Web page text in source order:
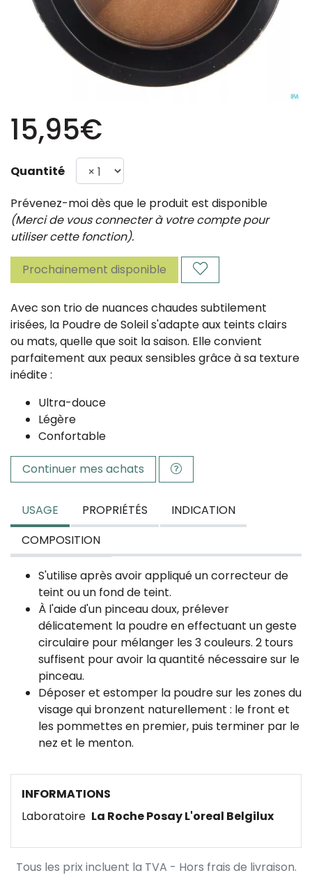
15,95€
Quantité
Prévenez-moi dès que le produit est disponible
(Merci de vous connecter à votre compte pour
utiliser cette fonction).
Prochainement disponible
Avec son trio de nuances chaudes subtilement
irisées, la Poudre de Soleil s'adapte aux teints clairs
ou mats, quelle que soit la saison. Elle convient
parfaitement aux peaux sensibles grâce à sa texture
inédite :
Ultra-douce
Légère
Confortable
Continuer mes achats
USAGE PROPRIÉTÉS
INDICATION
COMPOSITION
S'utilise après avoir appliqué un correcteur de
teint ou un fond de teint.
À l'aide d'un pinceau doux, prélever
délicatement la poudre en effectuant un geste
circulaire pour mélanger les 3 couleurs. 2 tours
suffisent pour avoir la quantité nécessaire sur le
pinceau.
Déposer et estomper la poudre sur les zones du
visage qui bronzent naturellement : le front et
les pommettes en premier, puis terminer par le
nez et le menton.
INFORMATIONS
Laboratoire La Roche Posay L'oreal Belgilux
Tous les prix incluent la TVA - Hors frais de livraison.